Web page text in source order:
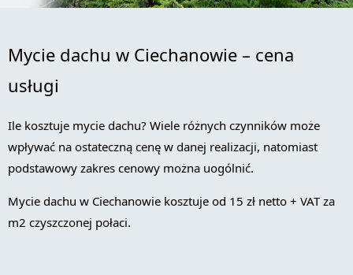
Mycie dachu w Ciechanowie – cena
usługi
Ile kosztuje mycie dachu? Wiele różnych czynników może
wpływać na ostateczną cenę w danej realizacji, natomiast
podstawowy zakres cenowy można uogólnić.
Mycie dachu w Ciechanowie kosztuje od 15 zł netto + VAT za
m2 czyszczonej połaci.